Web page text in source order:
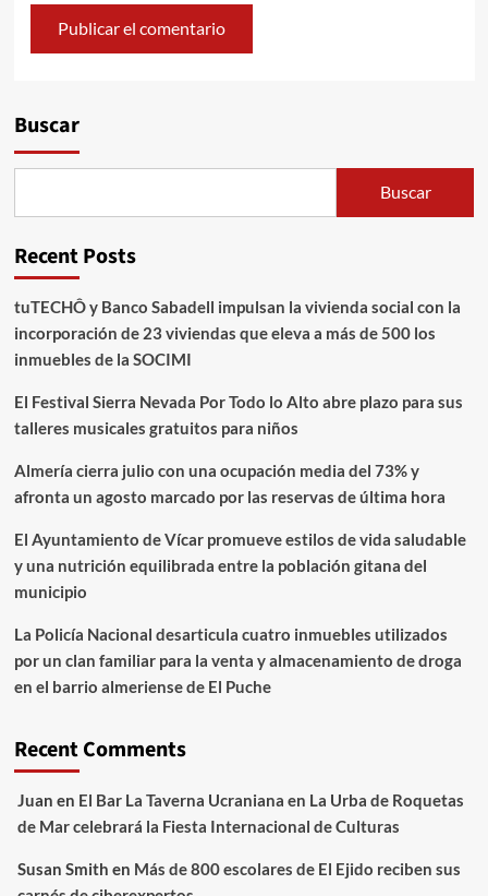
Buscar
Buscar
Recent Posts
tuTECHÔ y Banco Sabadell impulsan la vivienda social con la
incorporación de 23 viviendas que eleva a más de 500 los
inmuebles de la SOCIMI
El Festival Sierra Nevada Por Todo lo Alto abre plazo para sus
talleres musicales gratuitos para niños
Almería cierra julio con una ocupación media del 73% y
afronta un agosto marcado por las reservas de última hora
El Ayuntamiento de Vícar promueve estilos de vida saludable
y una nutrición equilibrada entre la población gitana del
municipio
La Policía Nacional desarticula cuatro inmuebles utilizados
por un clan familiar para la venta y almacenamiento de droga
en el barrio almeriense de El Puche
Recent Comments
Juan en El Bar La Taverna Ucraniana en La Urba de Roquetas
de Mar celebrará la Fiesta Internacional de Culturas
Susan Smith en Más de 800 escolares de El Ejido reciben sus